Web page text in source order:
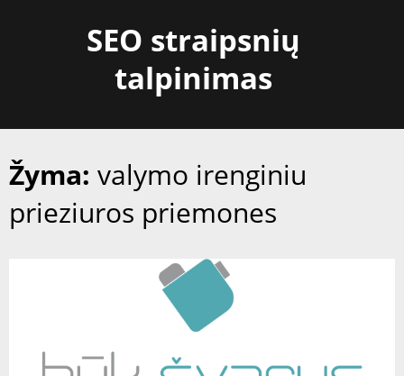
SEO straipsnių
talpinimas
Žyma: valymo irenginiu
prieziuros priemones